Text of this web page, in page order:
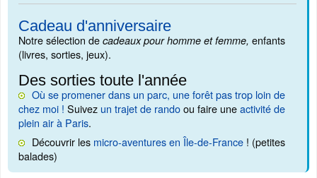
Cadeau d'anniversaire
Notre sélection de cadeaux pour homme et femme, enfants
(livres, sorties, jeux).
Des sorties toute l'année
Où se promener dans un parc, une forêt pas trop loin de
chez moi ! Suivez un trajet de randoou faire uneactivité de
plein air à Paris.
Découvrir les micro-aventures en Île-de-France ! (petites
balades)